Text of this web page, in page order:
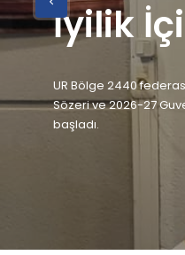
İyilik
UR Bölge 2440
Sözeri ve 2026-27
başladı.